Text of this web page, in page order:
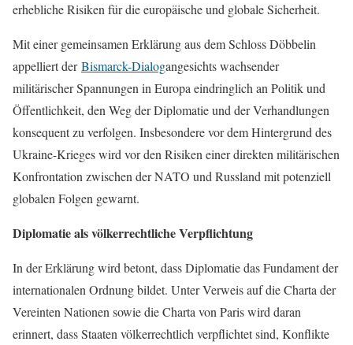
erhebliche Risiken für die europäische und globale Sicherheit.
Mit einer gemeinsamen Erklärung aus dem Schloss Döbbelin
appelliert derBismarck-Dialogangesichts wachsender
militärischer Spannungen in Europa eindringlich an Politik und
Öffentlichkeit, den Weg der Diplomatie und der Verhandlungen
konsequent zu verfolgen. Insbesondere vor dem Hintergrund des
Ukraine-Krieges wird vor den Risiken einer direkten militärischen
Konfrontation zwischen der NATO und Russland mit potenziell
globalen Folgen gewarnt.
Diplomatie als völkerrechtliche Verpflichtung
In der Erklärung wird betont, dass Diplomatie das Fundament der
internationalen Ordnung bildet. Unter Verweis auf die Charta der
Vereinten Nationen sowie die Charta von Paris wird daran
erinnert, dass Staaten völkerrechtlich verpflichtet sind, Konflikte